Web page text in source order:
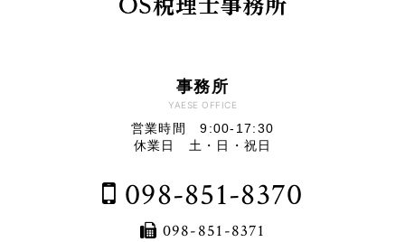
事務所
YAESE OFFICE
営業時間 9:00-17:30
休業日 土・日・祝日
098-851-8370
098-851-8371